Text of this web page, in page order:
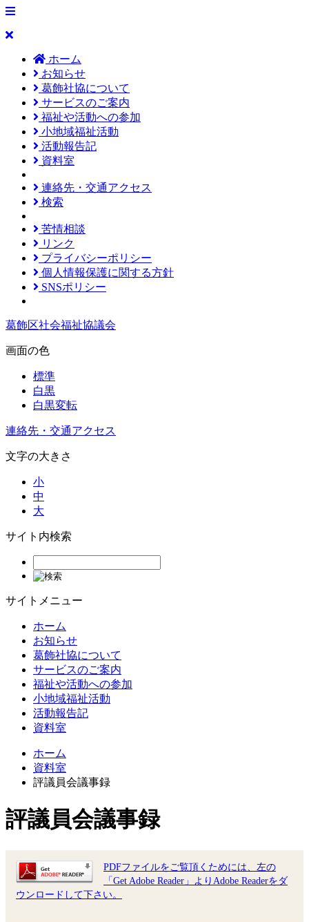
ホーム
お知らせ
葛飾社協について
サービスのご案内
福祉や活動への参加
小地域福祉活動
活動報告記
資料室
連絡先・交通アクセス
検索
苦情相談
リンク
プライバシーポリシー
個人情報保護に関する方針
SNSポリシー
葛飾区社会福祉協議会
画面の色
標準
白黒
白黒変転
連絡先・交通アクセス
文字の大きさ
小
中
大
サイト内検索
サイトメニュー
ホーム
お知らせ
葛飾社協について
サービスのご案内
福祉や活動への参加
小地域福祉活動
活動報告記
資料室
ホーム
資料室
評議員会議事録
評議員会議事録
PDFファイルをご覧頂くためには、左の
「Get Adobe Reader」よりAdobe Readerをダ
ウンロードして下さい。